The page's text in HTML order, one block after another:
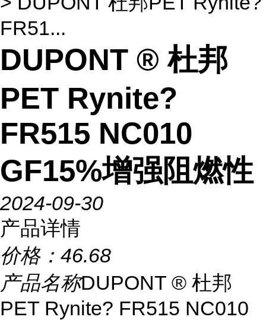
FR51...
DUPONT ® 杜邦
PET Rynite?
FR515 NC010
GF15%增强阻燃性
2024-09-30
产品详情
价格： 46.68
产品名称DUPONT ® 杜邦
PET Rynite? FR515 NC010